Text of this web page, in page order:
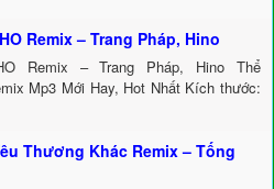
Remix – Trang Pháp, Hino
Remix – Trang Pháp, Hino Thể
Mp3 Mới Hay, Hot Nhất Kích thước:
Thương Khác Remix – Tống